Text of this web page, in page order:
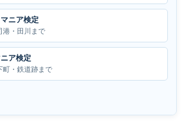
ニア検定
港・田川まで
ア検定
町・鉄道跡まで